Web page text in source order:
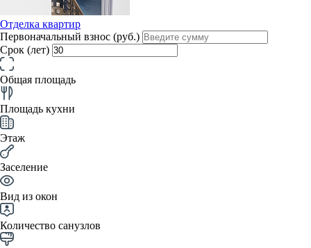
Отделка квартир
Первоначальный взнос (руб.)
Срок (лет)
Общая площадь
Площадь кухни
Этаж
Заселение
Вид из окон
Количество санузлов